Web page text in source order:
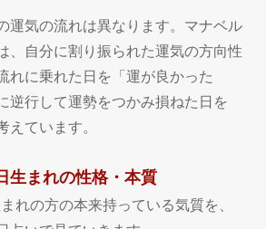
運気の流れは異なります。マナベル
、自分に割り振られた運気の方向性
れに乗れた日を「運が良かった
逆行して運勢をつかみ損ねた日を
えています。
生まれの性格・本質
れの方の本来持っている気質を、